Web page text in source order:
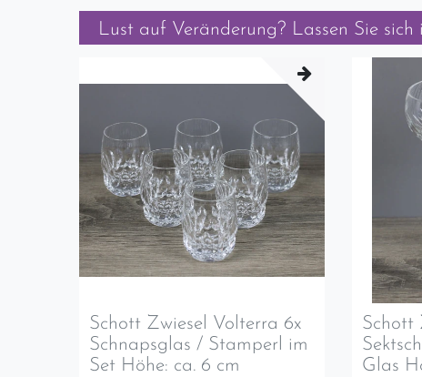
Lust auf Veränderung? Lassen Sie sich
Schott Zwiesel Volterra 6x
Schnapsglas / Stamperl im
Set Höhe: ca. 6 cm
Schott
Glas